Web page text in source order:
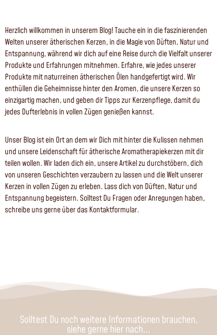
Herzlich willkommen in unserem Blog! Tauche ein in die faszinierenden
Welten unserer ätherischen Kerzen, in die Magie von Düften, Natur und
Entspannung, während wir dich auf eine Reise durch die Vielfalt unserer
Produkte und Erfahrungen mitnehmen. Erfahre, wie jedes unserer
Produkte mit naturreinen ätherischen Ölen handgefertigt wird. Wir
enthüllen die Geheimnisse hinter den Aromen, die unsere Kerzen so
einzigartig machen, und geben dir Tipps zur Kerzenpflege, damit du
jedes Dufterlebnis in vollen Zügen genießen kannst.
Unser Blog ist ein Ort an dem wir Dich mit hinter die Kulissen nehmen
und unsere Leidenschaft für ätherische Aromatherapiekerzen mit dir
teilen wollen. Wir laden dich ein, unsere Artikel zu durchstöbern, dich
von unseren Geschichten verzaubern zu lassen und die Welt unserer
Kerzen in vollen Zügen zu erleben. Lass dich von Düften, Natur und
Entspannung begeistern. Solltest Du Fragen oder Anregungen haben,
schreibe uns gerne über das Kontaktformular.
Solltest Du noch weitere Informationen brauchen,
siehe gerne hier nach...